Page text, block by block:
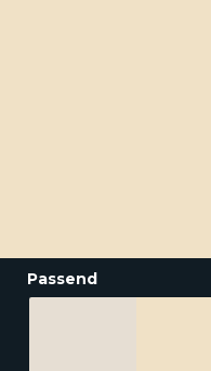
Passend